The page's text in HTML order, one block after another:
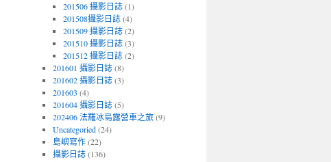
201506 攝影日誌(1)
201508攝影日誌(4)
201509 攝影日誌(2)
201510 攝影日誌(3)
201512 攝影日誌(2)
201601 攝影日誌(8)
201602 攝影日誌(3)
201603 (4)
201604 攝影日誌(5)
202406 法羅冰島露營車之旅(9)
Uncategoried(24)
島嶼寫作(22)
攝影日誌(136)